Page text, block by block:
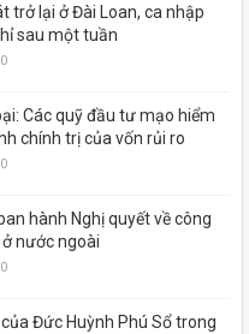
trở lại ở Đài Loan, ca nhập
sau một tuần
0
Các quỹ đầu tư mạo hiểm
chính trị của vốn rủi ro
0
hành Nghị quyết về công
nước ngoài
0
Đức Huỳnh Phú Sổ trong